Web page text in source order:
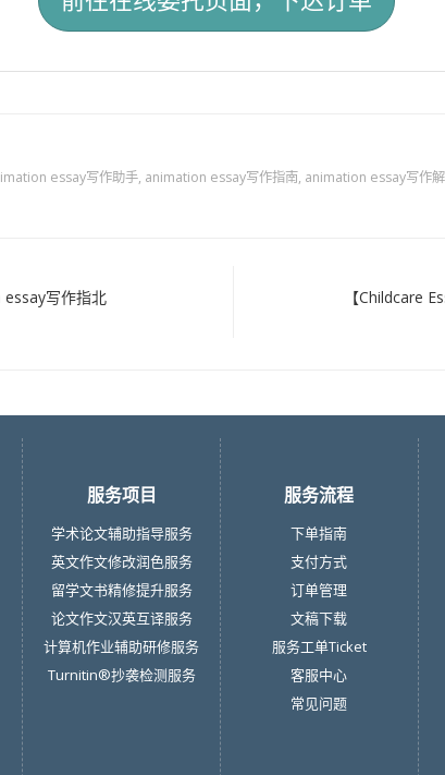
essay写作助手, animation essay写作指南, animation essay写作
essay写作指北 【Childcare
服务项目
学术论文辅助指导服务
英文作文修改润色服务
留学文书精修提升服务
论文作文汉英互译服务
计算机作业辅助研修服务
Turnitin®抄袭检测服务
服务流程
下单指南
支付方式
订单管理
文稿下载
服务工单Ticket
客服中心
常见问题